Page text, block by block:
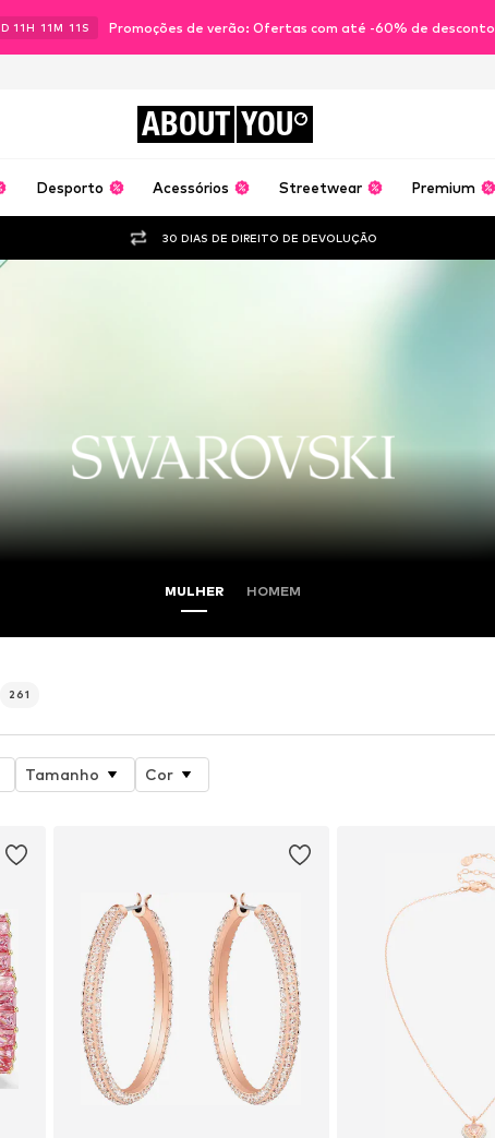
D 11H 11M 09S Promoções de verão: Ofertas com até -60% de desconto
ABOUT YOU
Desporto Acessórios Streetwear Premium
30 DIAS DE DIREITO DE DEVOLUÇÃO
MULHER HOMEM
261
Tamanho Cor